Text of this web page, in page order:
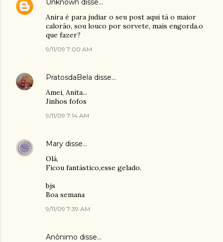
Unknown disse…
Anira é para judiar o seu post aqui tá o maior
calorão, sou louco por sorvete, mais engorda.o
que fazer?
9/11/09 7:00 AM
PratosdaBela disse…
Amei, Anita...
Jinhos fofos
9/11/09 7:14 AM
Mary disse…
Olá,
Ficou fantástico,esse gelado.
bjs
Boa semana
9/11/09 7:39 AM
Anônimo disse…